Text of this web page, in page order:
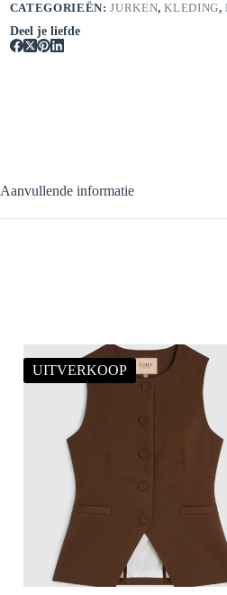
CATEGORIEËN:JURKEN,KLEDING,
Deel je liefde
Aanvullende informatie
UITVERKOOP